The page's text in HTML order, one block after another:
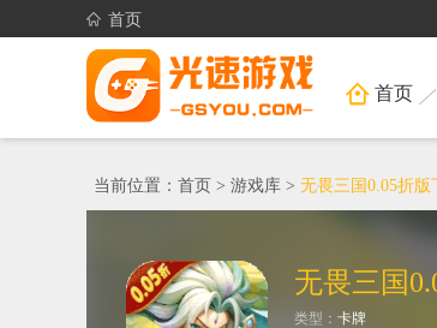
首页
首页
当前位置： 首页 > 游戏库 > 无畏三国0.05折版
类型： 卡牌